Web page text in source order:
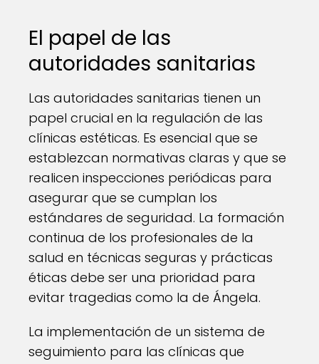
El papel de las
autoridades sanitarias
Las autoridades sanitarias tienen un
papel crucial en la regulación de las
clínicas estéticas. Es esencial que se
establezcan normativas claras y que se
realicen inspecciones periódicas para
asegurar que se cumplan los
estándares de seguridad. La formación
continua de los profesionales de la
salud en técnicas seguras y prácticas
éticas debe ser una prioridad para
evitar tragedias como la de Ángela.
La implementación de un sistema de
seguimiento para las clínicas que